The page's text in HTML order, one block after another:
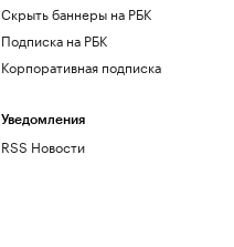
Скрыть баннеры на РБК
Подписка на РБК
Корпоративная подписка
Уведомления
RSS Новости